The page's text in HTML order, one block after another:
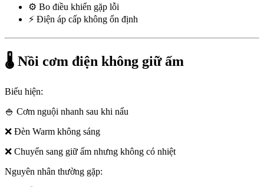
⚙️ Bo điều khiển gặp lỗi
⚡ Điện áp cấp không ổn định
🌡️ Nồi cơm điện không giữ ấm
Biểu hiện:
🍚 Cơm nguội nhanh sau khi nấu
❌ Đèn Warm không sáng
❌ Chuyển sang giữ ấm nhưng không có nhiệt
Nguyên nhân thường gặp: